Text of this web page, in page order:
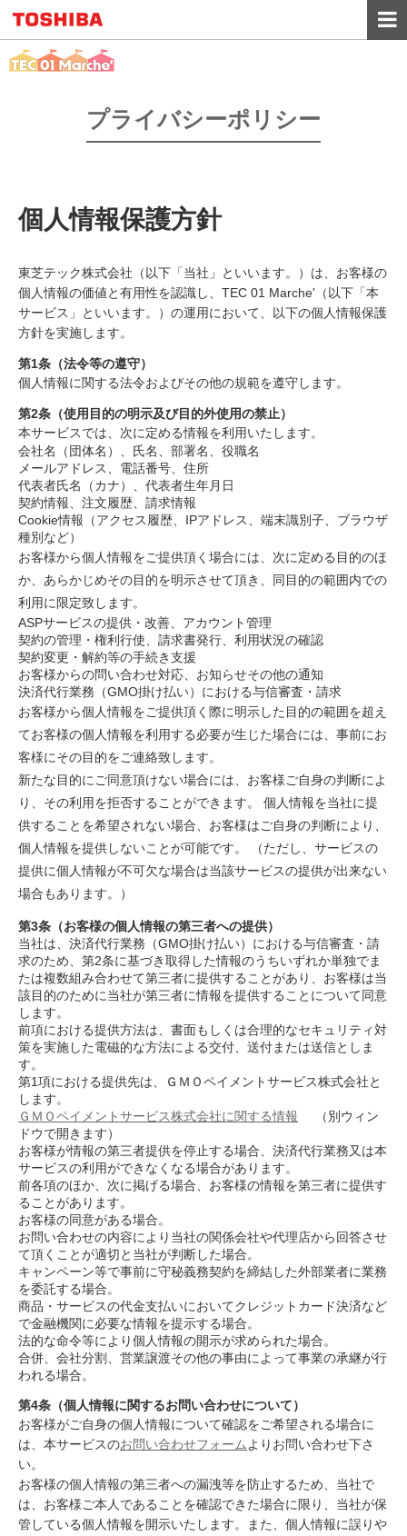
TOP
ユーザーガイド
お問い合わせ
プライバシーポリシー
個人情報保護方針
東芝テック株式会社（以下「当社」といいます。）は、お客様の
個人情報の価値と有用性を認識し、TEC 01 Marche'（以下「本
サービス」といいます。）の運用において、以下の個人情報保護
方針を実施します。
第1条（法令等の遵守）
個人情報に関する法令およびその他の規範を遵守します。
第2条（使用目的の明示及び目的外使用の禁止）
本サービスでは、次に定める情報を利用いたします。
会社名（団体名）、氏名、部署名、役職名
メールアドレス、電話番号、住所
代表者氏名（カナ）、代表者生年月日
契約情報、注文履歴、請求情報
Cookie情報（アクセス履歴、IPアドレス、端末識別子、ブラウザ
種別など）
お客様から個人情報をご提供頂く場合には、次に定める目的のほ
か、あらかじめその目的を明示させて頂き、同目的の範囲内での
利用に限定致します。
ASPサービスの提供・改善、アカウント管理
契約の管理・権利行使、請求書発行、利用状況の確認
契約変更・解約等の手続き支援
お客様からの問い合わせ対応、お知らせその他の通知
決済代行業務（GMO掛け払い）における与信審査・請求
お客様から個人情報をご提供頂く際に明示した目的の範囲を超え
てお客様の個人情報を利用する必要が生じた場合には、事前にお
客様にその目的をご連絡致します。
新たな目的にご同意頂けない場合には、お客様ご自身の判断によ
り、その利用を拒否することができます。 個人情報を当社に提
供することを希望されない場合、お客様はご自身の判断により、
個人情報を提供しないことが可能です。 （ただし、サービスの
提供に個人情報が不可欠な場合は当該サービスの提供が出来ない
場合もあります。）
第3条（お客様の個人情報の第三者への提供）
当社は、決済代行業務（GMO掛け払い）における与信審査・請
求のため、第2条に基づき取得した情報のうちいずれか単独でま
たは複数組み合わせて第三者に提供することがあり、お客様は当
該目的のために当社が第三者に情報を提供することについて同意
します。
前項における提供方法は、書面もしくは合理的なセキュリティ対
策を実施した電磁的な方法による交付、送付または送信としま
す。
第1項における提供先は、ＧＭＯペイメントサービス株式会社と
します。
ＧＭＯペイメントサービス株式会社に関する情報
別窓
（別ウィン
ドウで開きます）
お客様が情報の第三者提供を停止する場合、決済代行業務又は本
サービスの利用ができなくなる場合があります。
前各項のほか、次に掲げる場合、お客様の情報を第三者に提供す
ることがあります。
お客様の同意がある場合。
お問い合わせの内容により当社の関係会社や代理店から回答させ
て頂くことが適切と当社が判断した場合。
キャンペーン等で事前に守秘義務契約を締結した外部業者に業務
を委託する場合。
商品・サービスの代金支払いにおいてクレジットカード決済など
で金融機関に必要な情報を提示する場合。
法的な命令等により個人情報の開示が求められた場合。
合併、会社分割、営業譲渡その他の事由によって事業の承継が行
われる場合。
第4条（個人情報に関するお問い合わせについて）
お客様がご自身の個人情報について確認をご希望される場合に
は、本サービスのお問い合わせフォーム よりお問い合わせ下さ
い。
お客様の個人情報の第三者への漏洩等を防止するため、当社で
は、お客様ご本人であることを確認できた場合に限り、当社が保
管している個人情報を開示いたします。また、個人情報に誤りや